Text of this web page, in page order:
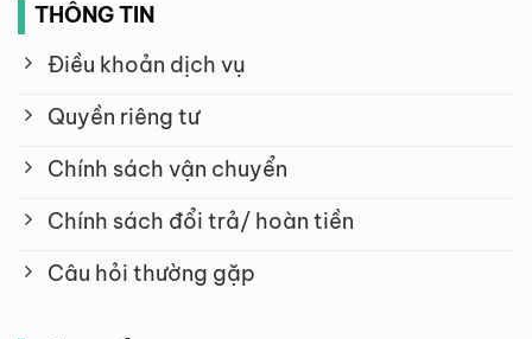
THÔNG TIN
Điều khoản dịch vụ
Quyền riêng tư
Chính sách vận chuyển
Chính sách đổi trả/ hoàn tiền
Câu hỏi thường gặp